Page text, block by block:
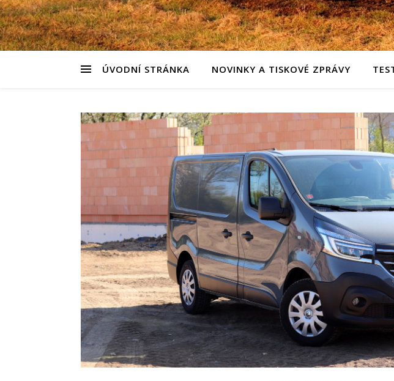
ÚVODNÍ STRÁNKA NOVINKY A TISKOVÉ ZPRÁVY